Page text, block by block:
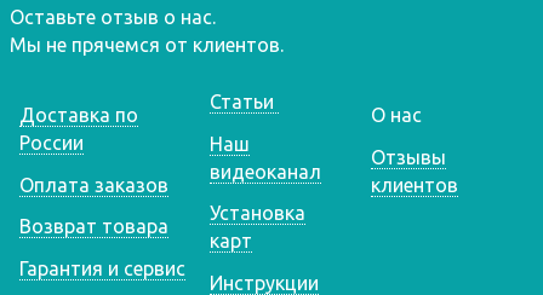
Оставьте отзыв о нас.
Мы не прячемся от клиентов.
Доставка по
России
Оплата заказов
Возврат товара
Гарантия и сервис
Статьи
Наш
видеоканал
Установка
карт
Инструкции
О нас
Отзывы
клиентов